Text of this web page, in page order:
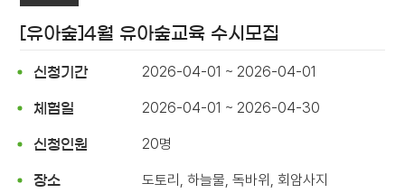
[유아숲]4월 유아숲교육 수시모집
신청기간 2026-04-01 ~ 2026-04-01
체험일 2026-04-01 ~ 2026-04-30
신청인원 20명
장소 도토리, 하늘물, 독바위, 회암사지